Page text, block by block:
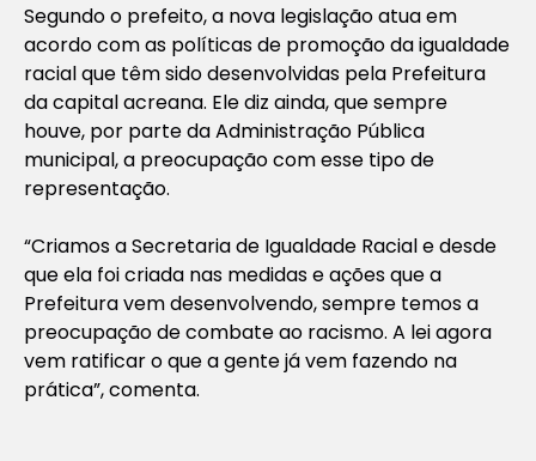
Segundo o prefeito, a nova legislação atua em
acordo com as políticas de promoção da igualdade
racial que têm sido desenvolvidas pela Prefeitura
da capital acreana. Ele diz ainda, que sempre
houve, por parte da Administração Pública
municipal, a preocupação com esse tipo de
representação.
“Criamos a Secretaria de Igualdade Racial e desde
que ela foi criada nas medidas e ações que a
Prefeitura vem desenvolvendo, sempre temos a
preocupação de combate ao racismo. A lei agora
vem ratificar o que a gente já vem fazendo na
prática”, comenta.